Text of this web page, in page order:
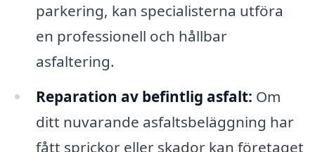
parkering, kan specialisterna utföra
en professionell och hållbar
asfaltering.
Reparation av befintlig asfalt: Om
ditt nuvarande asfaltsbeläggning har
fått sprickor eller skador kan företaget